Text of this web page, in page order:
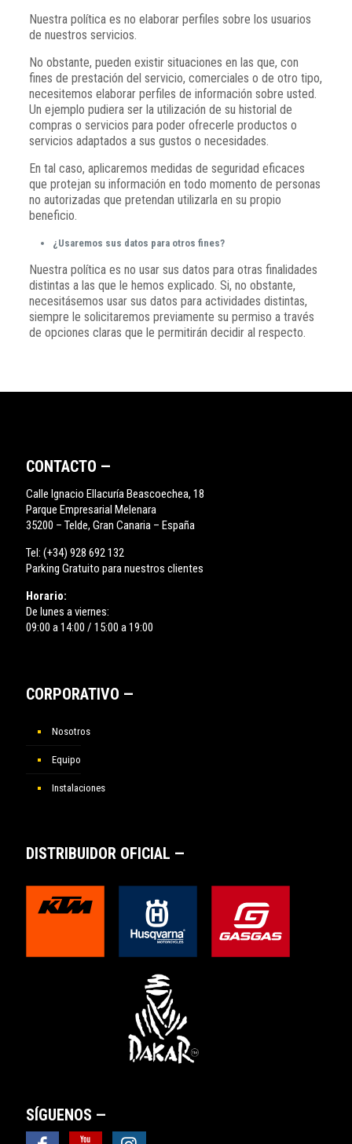
Nuestra política es no elaborar perfiles sobre los usuarios
de nuestros servicios.
No obstante, pueden existir situaciones en las que, con
fines de prestación del servicio, comerciales o de otro tipo,
necesitemos elaborar perfiles de información sobre usted.
Un ejemplo pudiera ser la utilización de su historial de
compras o servicios para poder ofrecerle productos o
servicios adaptados a sus gustos o necesidades.
En tal caso, aplicaremos medidas de seguridad eficaces
que protejan su información en todo momento de personas
no autorizadas que pretendan utilizarla en su propio
beneficio.
¿Usaremos sus datos para otros fines?
Nuestra política es no usar sus datos para otras finalidades
distintas a las que le hemos explicado. Si, no obstante,
necesitásemos usar sus datos para actividades distintas,
siempre le solicitaremos previamente su permiso a través
de opciones claras que le permitirán decidir al respecto.
CONTACTO —
Calle Ignacio Ellacuría Beascoechea, 18
Parque Empresarial Melenara
35200 – Telde, Gran Canaria – España
Tel: (+34) 928 692 132
Parking Gratuito para nuestros clientes
Horario:
De lunes a viernes:
09:00 a 14:00 / 15:00 a 19:00
CORPORATIVO —
Nosotros
Equipo
Instalaciones
DISTRIBUIDOR OFICIAL —
SÍGUENOS —